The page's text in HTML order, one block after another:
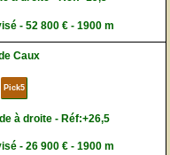
- 52 800 € - 1900 m
Caux
Pick5
à droite - Réf:+26,5
- 26 900 € - 1900 m